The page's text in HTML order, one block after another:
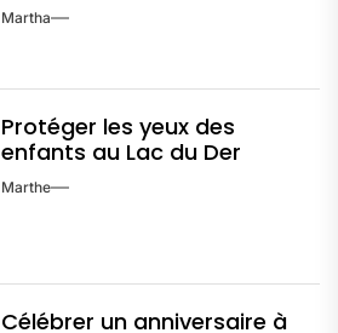
Martha
Protéger les yeux des
enfants au Lac du Der
Marthe
Célébrer un anniversaire à